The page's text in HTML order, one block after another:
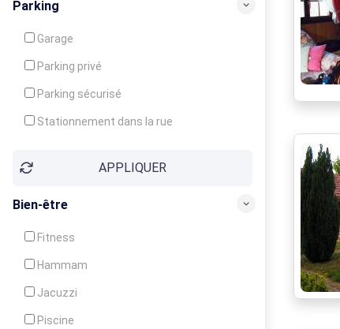
Parking
Garage
Parking privé
Parking sécurisé
Stationnement dans la rue
APPLIQUER
Bien-être
Fitness
Hammam
Jacuzzi
Piscine